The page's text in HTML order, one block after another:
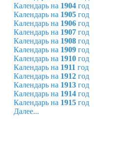
Календарь на 1904 год
Календарь на 1905 год
Календарь на 1906 год
Календарь на 1907 год
Календарь на 1908 год
Календарь на 1909 год
Календарь на 1910 год
Календарь на 1911 год
Календарь на 1912 год
Календарь на 1913 год
Календарь на 1914 год
Календарь на 1915 год
Далее...